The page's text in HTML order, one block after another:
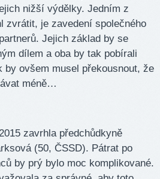
nižší výdělky. Jedním z
zvrátit, je zavedení společného
Jejich základ by se
dílem a oba by tak pobírali
by ovšem musel překousnout, že
méně…
zavrhla předchůdkyně
(50, ČSSD). Pátrat po
by prý bylo moc komplikované.